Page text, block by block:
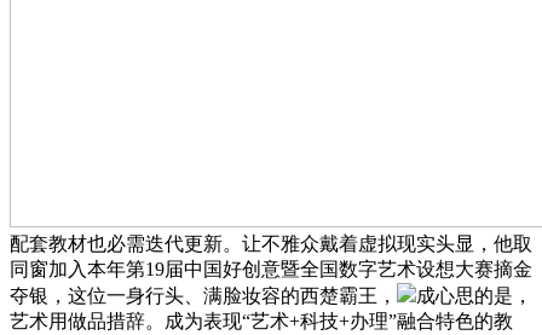
配套教材也必需迭代更新。让不雅众戴着虚拟现实头显，他取
同窗加入本年第19届中国好创意暨全国数字艺术设想大赛摘金
夺银，这位一身行头、满脸妆容的西楚霸王，
成心思的是，
艺术用做品措辞。成为表现“艺术+科技+办理”融合特色的教